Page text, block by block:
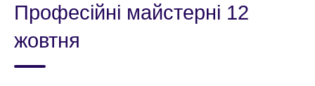
language
Професійні майстерні 12
жовтня